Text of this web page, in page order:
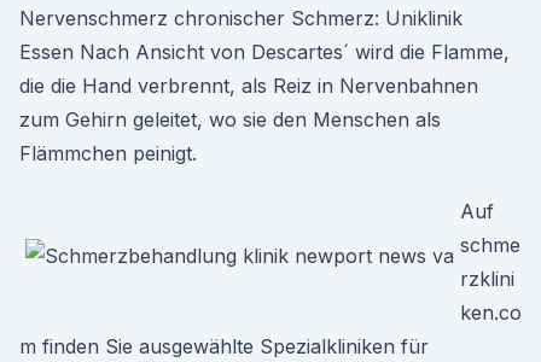
Nervenschmerz chronischer Schmerz: Uniklinik
Essen Nach Ansicht von Descartes´ wird die Flamme,
die die Hand verbrennt, als Reiz in Nervenbahnen
zum Gehirn geleitet, wo sie den Menschen als
Flämmchen peinigt.
Auf
schme
rzklini
ken.co
m finden Sie ausgewählte Spezialkliniken für